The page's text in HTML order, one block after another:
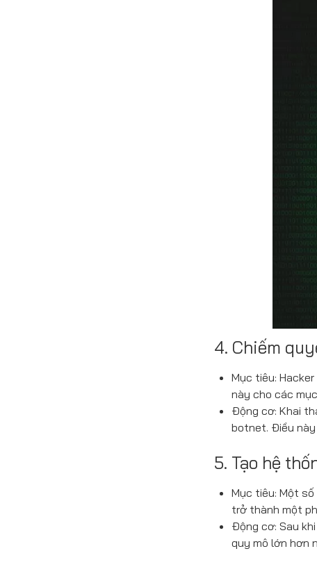
4. Chiếm
Mục tiêu:
này cho các
Động cơ: Khai
botnet. Điều này
5. Tạo hệ
Mục tiêu: Một
trở thành một
Động cơ: Sau
quy mô lớn hơn